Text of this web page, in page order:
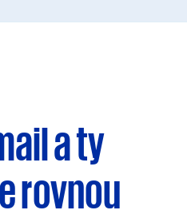
a ty
rovnou